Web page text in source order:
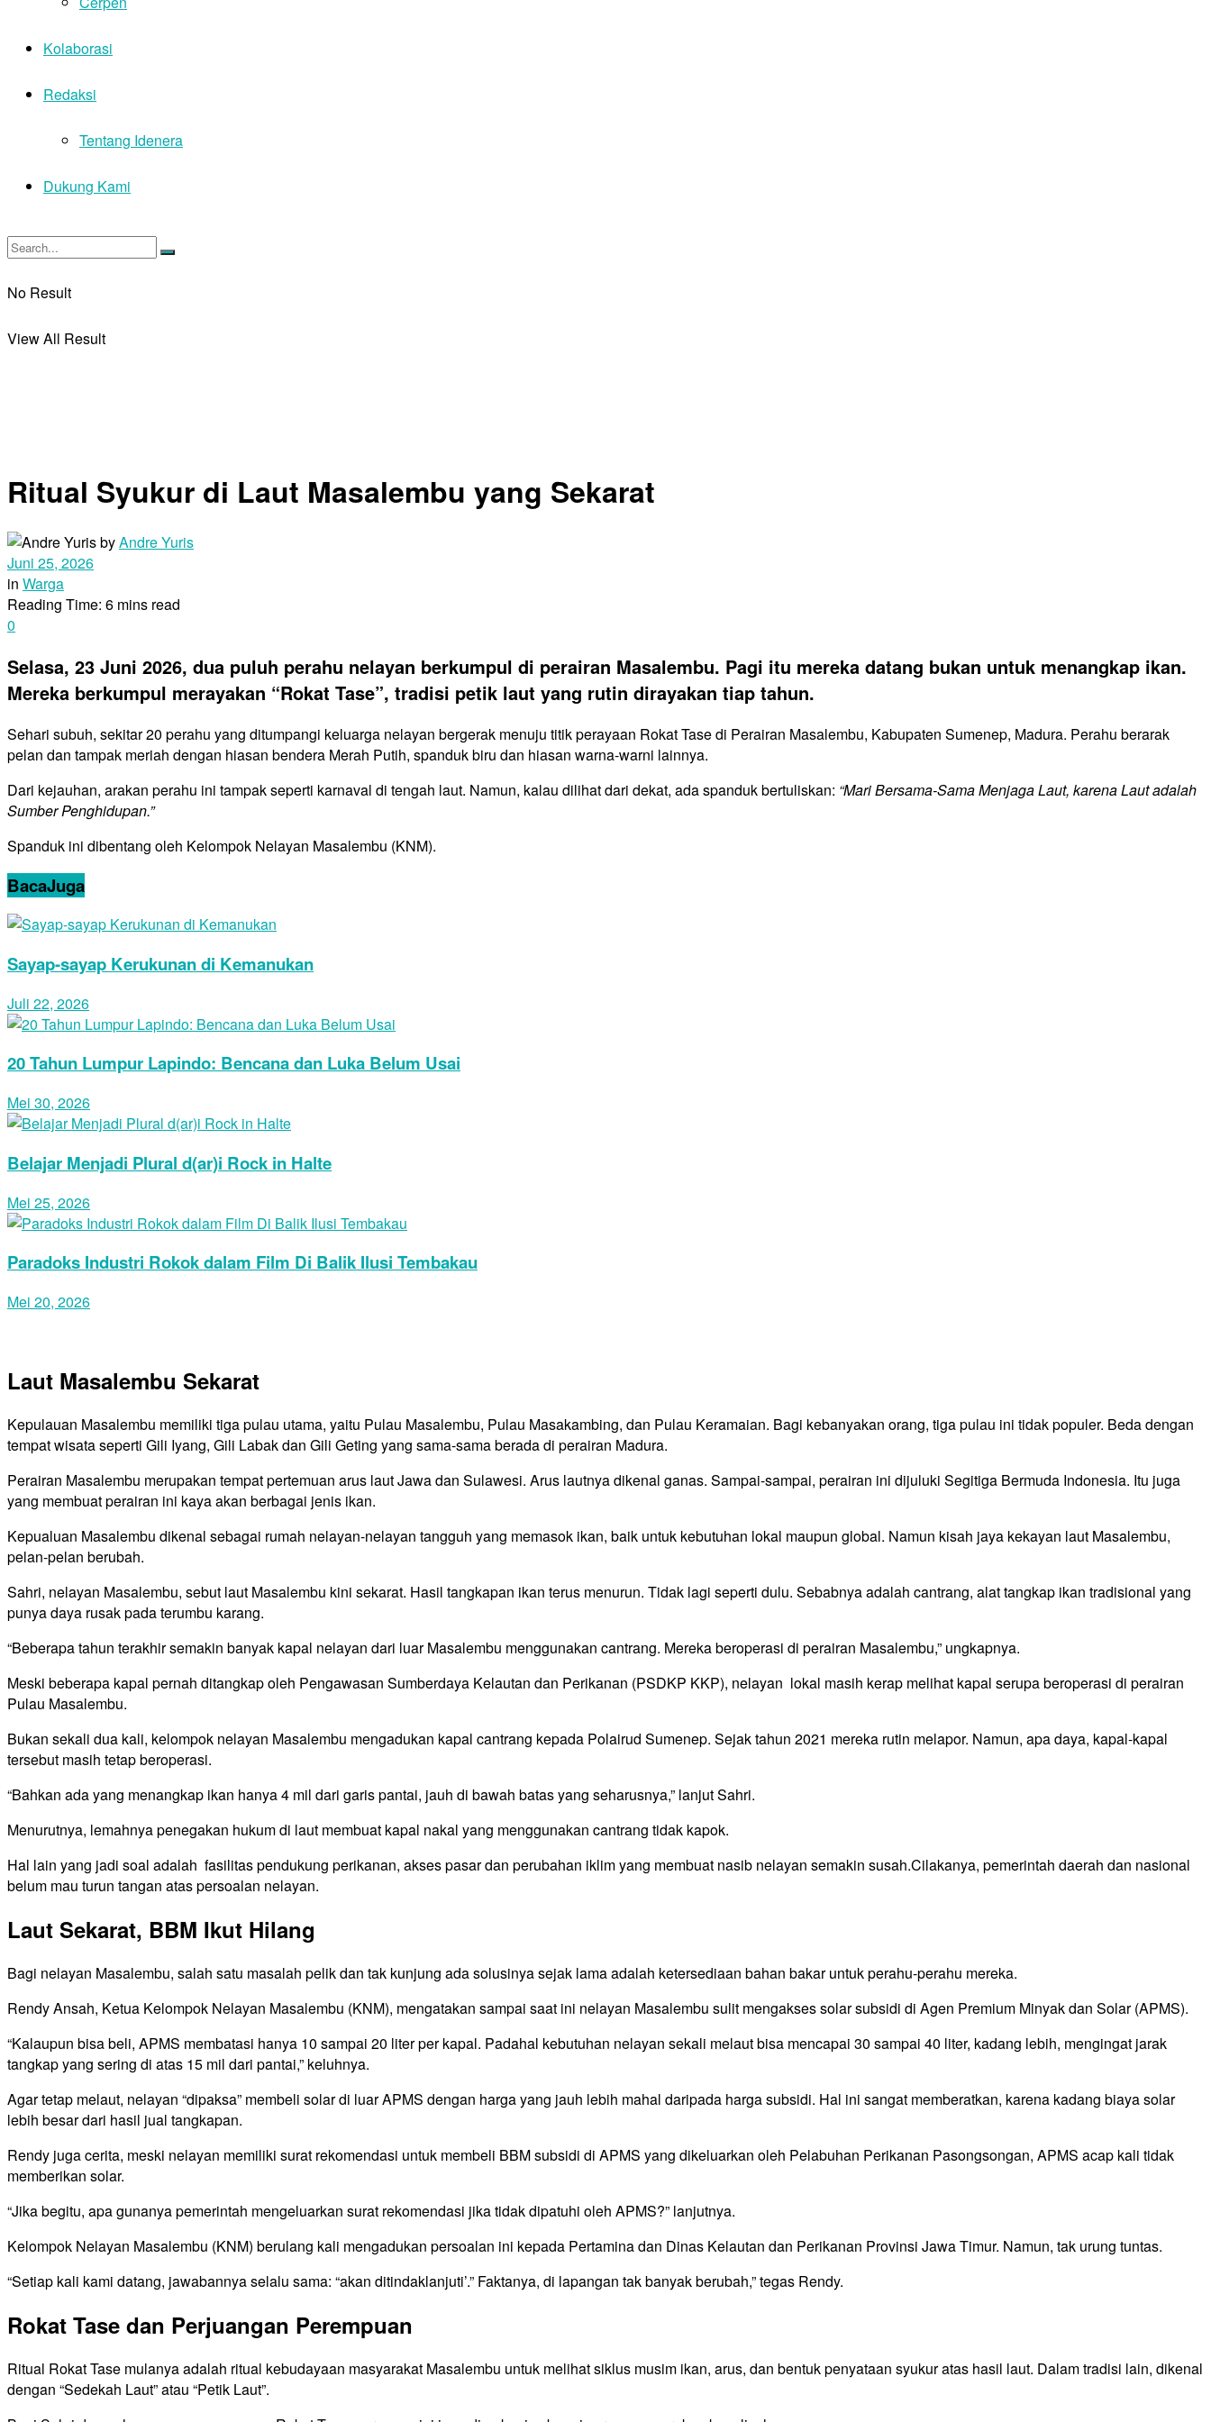
Kolaborasi
Redaksi
Tentang Idenera
Dukung Kami
No Result
View All Result
Ritual Syukur di Laut Masalembu yang Sekarat
byAndre Yuris
Juni 25, 2026
in Warga
Reading Time: 6 mins read
0
Selasa, 23 Juni 2026, dua puluh perahu nelayan berkumpul di perairan Masalembu. Pagi itu mereka datang bukan untuk menangkap ikan.
Mereka berkumpul merayakan “Rokat Tase”, tradisi petik laut yang rutin dirayakan tiap tahun.
Sehari subuh, sekitar 20 perahu yang ditumpangi keluarga nelayan bergerak menuju titik perayaan Rokat Tase di Perairan Masalembu, Kabupaten Sumenep, Madura. Perahu berarak
pelan dan tampak meriah dengan hiasan bendera Merah Putih, spanduk biru dan hiasan warna-warni lainnya.
Dari kejauhan, arakan perahu ini tampak seperti karnaval di tengah laut. Namun, kalau dilihat dari dekat, ada spanduk bertuliskan: “Mari Bersama-Sama Menjaga Laut, karena Laut adalah
Sumber Penghidupan.”
Spanduk ini dibentang oleh Kelompok Nelayan Masalembu (KNM).
BacaJuga
Sayap-sayap Kerukunan di Kemanukan
Juli 22, 2026
20 Tahun Lumpur Lapindo: Bencana dan Luka Belum Usai
Mei 30, 2026
Belajar Menjadi Plural d(ar)i Rock in Halte
Mei 25, 2026
Paradoks Industri Rokok dalam Film Di Balik Ilusi Tembakau
Mei 20, 2026
Laut Masalembu Sekarat
Kepulauan Masalembu memiliki tiga pulau utama, yaitu Pulau Masalembu, Pulau Masakambing, dan Pulau Keramaian. Bagi kebanyakan orang, tiga pulau ini tidak populer. Beda dengan
tempat wisata seperti Gili Iyang, Gili Labak dan Gili Geting yang sama-sama berada di perairan Madura.
Perairan Masalembu merupakan tempat pertemuan arus laut Jawa dan Sulawesi. Arus lautnya dikenal ganas. Sampai-sampai, perairan ini dijuluki Segitiga Bermuda Indonesia. Itu juga
yang membuat perairan ini kaya akan berbagai jenis ikan.
Kepualuan Masalembu dikenal sebagai rumah nelayan-nelayan tangguh yang memasok ikan, baik untuk kebutuhan lokal maupun global. Namun kisah jaya kekayan laut Masalembu,
pelan-pelan berubah.
Sahri, nelayan Masalembu, sebut laut Masalembu kini sekarat. Hasil tangkapan ikan terus menurun. Tidak lagi seperti dulu. Sebabnya adalah cantrang, alat tangkap ikan tradisional yang
punya daya rusak pada terumbu karang.
“Beberapa tahun terakhir semakin banyak kapal nelayan dari luar Masalembu menggunakan cantrang. Mereka beroperasi di perairan Masalembu,” ungkapnya.
Meski beberapa kapal pernah ditangkap oleh Pengawasan Sumberdaya Kelautan dan Perikanan (PSDKP KKP), nelayan lokal masih kerap melihat kapal serupa beroperasi di perairan
Pulau Masalembu.
Bukan sekali dua kali, kelompok nelayan Masalembu mengadukan kapal cantrang kepada Polairud Sumenep. Sejak tahun 2021 mereka rutin melapor. Namun, apa daya, kapal-kapal
tersebut masih tetap beroperasi.
“Bahkan ada yang menangkap ikan hanya 4 mil dari garis pantai, jauh di bawah batas yang seharusnya,” lanjut Sahri.
Menurutnya, lemahnya penegakan hukum di laut membuat kapal nakal yang menggunakan cantrang tidak kapok.
Hal lain yang jadi soal adalah fasilitas pendukung perikanan, akses pasar dan perubahan iklim yang membuat nasib nelayan semakin susah.Cilakanya, pemerintah daerah dan nasional
belum mau turun tangan atas persoalan nelayan.
Laut Sekarat, BBM Ikut Hilang
Bagi nelayan Masalembu, salah satu masalah pelik dan tak kunjung ada solusinya sejak lama adalah ketersediaan bahan bakar untuk perahu-perahu mereka.
Rendy Ansah, Ketua Kelompok Nelayan Masalembu (KNM), mengatakan sampai saat ini nelayan Masalembu sulit mengakses solar subsidi di Agen Premium Minyak dan Solar (APMS).
“Kalaupun bisa beli, APMS membatasi hanya 10 sampai 20 liter per kapal. Padahal kebutuhan nelayan sekali melaut bisa mencapai 30 sampai 40 liter, kadang lebih, mengingat jarak
tangkap yang sering di atas 15 mil dari pantai,” keluhnya.
Agar tetap melaut, nelayan “dipaksa” membeli solar di luar APMS dengan harga yang jauh lebih mahal daripada harga subsidi. Hal ini sangat memberatkan, karena kadang biaya solar
lebih besar dari hasil jual tangkapan.
Rendy juga cerita, meski nelayan memiliki surat rekomendasi untuk membeli BBM subsidi di APMS yang dikeluarkan oleh Pelabuhan Perikanan Pasongsongan, APMS acap kali tidak
memberikan solar.
“Jika begitu, apa gunanya pemerintah mengeluarkan surat rekomendasi jika tidak dipatuhi oleh APMS?” lanjutnya.
Kelompok Nelayan Masalembu (KNM) berulang kali mengadukan persoalan ini kepada Pertamina dan Dinas Kelautan dan Perikanan Provinsi Jawa Timur. Namun, tak urung tuntas.
“Setiap kali kami datang, jawabannya selalu sama: “akan ditindaklanjuti’.” Faktanya, di lapangan tak banyak berubah,” tegas Rendy.
Rokat Tase dan Perjuangan Perempuan
Ritual Rokat Tase mulanya adalah ritual kebudayaan masyarakat Masalembu untuk melihat siklus musim ikan, arus, dan bentuk penyataan syukur atas hasil laut. Dalam tradisi lain, dikenal
dengan “Sedekah Laut” atau “Petik Laut”.